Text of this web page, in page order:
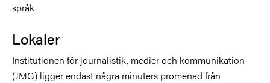
språk.
Lokaler
Institutionen för journalistik, medier och kommunikation
(JMG) ligger endast några minuters promenad från